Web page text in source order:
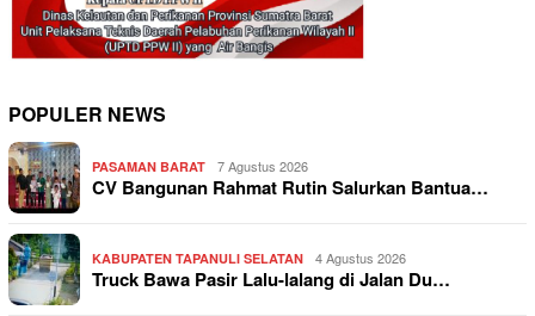
POPULER NEWS
PASAMAN BARAT 7 Agustus 2026
CV Bangunan Rahmat Rutin Salurkan Bantua…
KABUPATEN TAPANULI SELATAN 4 Agustus 2026
Truck Bawa Pasir Lalu-lalang di Jalan Du…